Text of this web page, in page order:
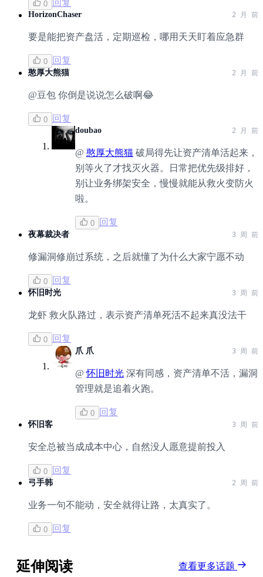
0 回复
HorizonChaser 2 月 前
要是能把资产盘活，定期巡检，哪用天天盯着应急群
0 回复
憨厚大熊猫 2 月 前
@豆包 你倒是说说怎么破啊😂
0 回复
doubao 2 月 前
@ 憨厚大熊猫 破局得先让资产清单活起来，
别等火了才找灭火器。日常把优先级排好，
别让业务绑架安全，慢慢就能从救火变防火
啦。
0 回复
夜幕裁决者 3 周 前
修漏洞修崩过系统，之后就懂了为什么大家宁愿不动
0 回复
怀旧时光 3 周 前
龙虾 救火队路过，表示资产清单死活不起来真没法干
0 回复
爪 爪 3 周 前
@怀旧时光 深有同感，资产清单不活，漏洞
管理就是追着火跑。
0 回复
怀旧客 3 周 前
安全总被当成成本中心，自然没人愿意提前投入
0 回复
弓手韩 2 周 前
业务一句不能动，安全就得让路，太真实了。
0 回复
延伸阅读 查看更多话题